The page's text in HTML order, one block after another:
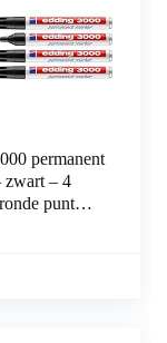
permanent
zwart – 4
punt
marker –